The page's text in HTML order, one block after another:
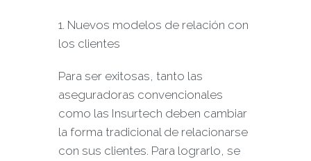
1. Nuevos modelos de relación con
los clientes
Para ser exitosas, tanto las
aseguradoras convencionales
como las Insurtech deben cambiar
la forma tradicional de relacionarse
con sus clientes. Para lograrlo, se